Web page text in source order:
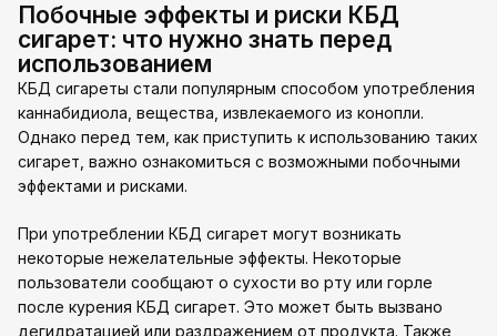
Побочные эффекты и риски КБД
сигарет: что нужно знать перед
использованием
КБД сигареты стали популярным способом употребления
каннабидиола, вещества, извлекаемого из конопли.
Однако перед тем, как приступить к использованию таких
сигарет, важно ознакомиться с возможными побочными
эффектами и рисками.
При употреблении КБД сигарет могут возникать
некоторые нежелательные эффекты. Некоторые
пользователи сообщают о сухости во рту или горле
после курения КБД сигарет. Это может быть вызвано
дегидратацией или раздражением от продукта. Также